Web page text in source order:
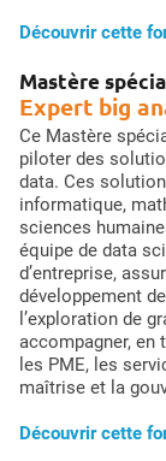
Découvrir cette
Mastère
Expert big
Ce Mastère
piloter des
data. Ces
informatique,
sciences
équipe de data
d’entreprise,
développement
l’exploration de
accompagner, en
les PME, les
maîtrise et la
Découvrir cette